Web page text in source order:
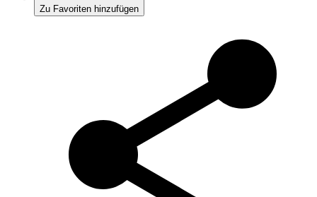
Zu Favoriten hinzufügen